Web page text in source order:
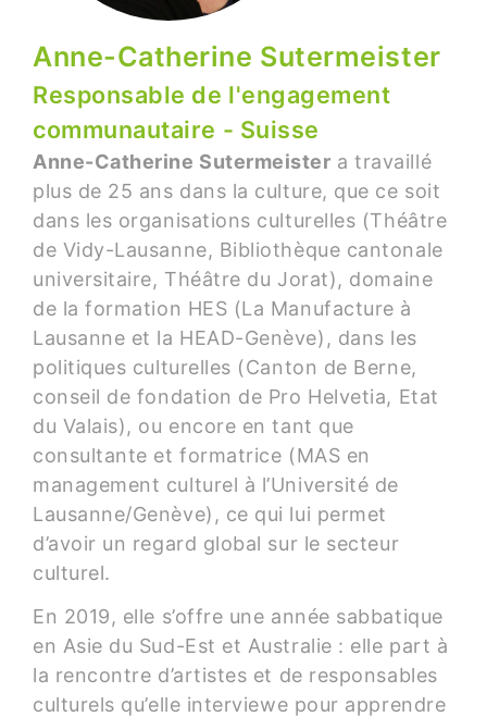
Anne-Catherine Sutermeister
Responsable de l'engagement
communautaire - Suisse
Anne-Catherine Sutermeister a travaillé
plus de 25 ans dans la culture, que ce soit
dans les organisations culturelles (Théâtre
de Vidy-Lausanne, Bibliothèque cantonale
universitaire, Théâtre du Jorat), domaine
de la formation HES (La Manufacture à
Lausanne et la HEAD-Genève), dans les
politiques culturelles (Canton de Berne,
conseil de fondation de Pro Helvetia, Etat
du Valais), ou encore en tant que
consultante et formatrice (MAS en
management culturel à l’Université de
Lausanne/Genève), ce qui lui permet
d’avoir un regard global sur le secteur
culturel.
En 2019, elle s’offre une année sabbatique
en Asie du Sud-Est et Australie : elle part à
la rencontre d’artistes et de responsables
culturels qu’elle interviewe pour apprendre